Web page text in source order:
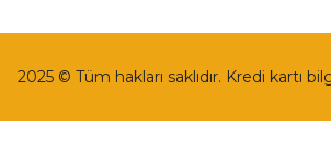
2025 © Tüm hakları saklıdır. Kredi kartı